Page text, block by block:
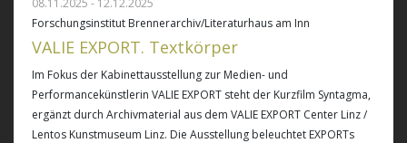
Forschungsinstitut Brennerarchiv/Literaturhaus am Inn
VALIE EXPORT. Textkörper
Im Fokus der Kabinettausstellung zur Medien- und
Performancekünstlerin VALIE EXPORT steht der Kurzfilm Syntagma,
ergänzt durch Archivmaterial aus dem VALIE EXPORT Center Linz /
Lentos Kunstmuseum Linz. Die Ausstellung beleuchtet EXPORTs